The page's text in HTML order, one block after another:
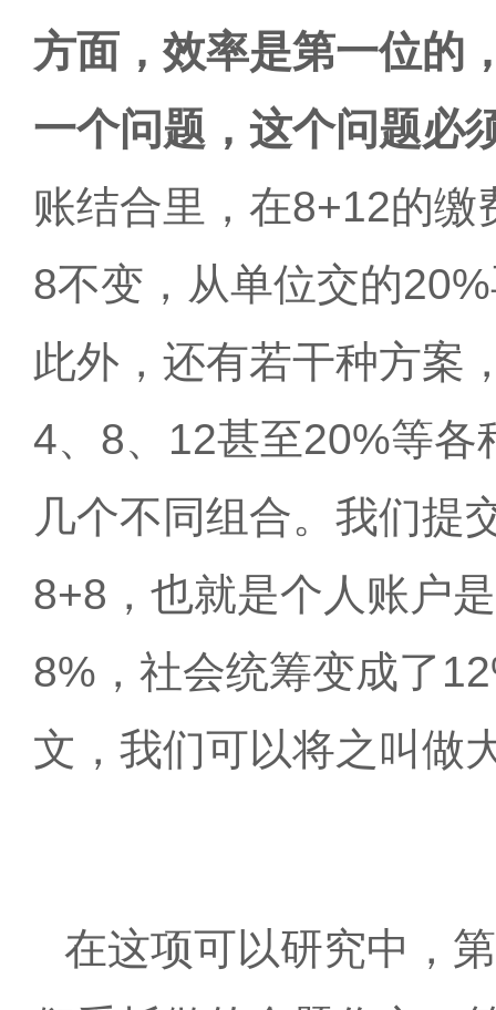
方面，效率是第一位的
一个问题，这个问题必
账结合里，在8+12的缴
8不变，从单位交的
此外，还有若干种方案
4、8、12甚至20%等各
几个不同组合。我们提
8+8，也就是个人账户
8%，社会统筹变成了
文，我们可以将之叫做
在这项可以研究中，